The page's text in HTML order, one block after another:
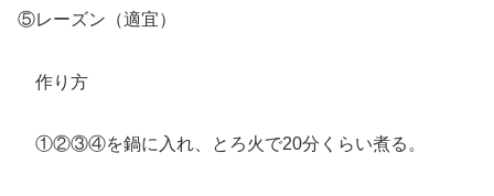
⑤レーズン（適宜）
作り方
①②③④を鍋に入れ、とろ火で20分くらい煮る。